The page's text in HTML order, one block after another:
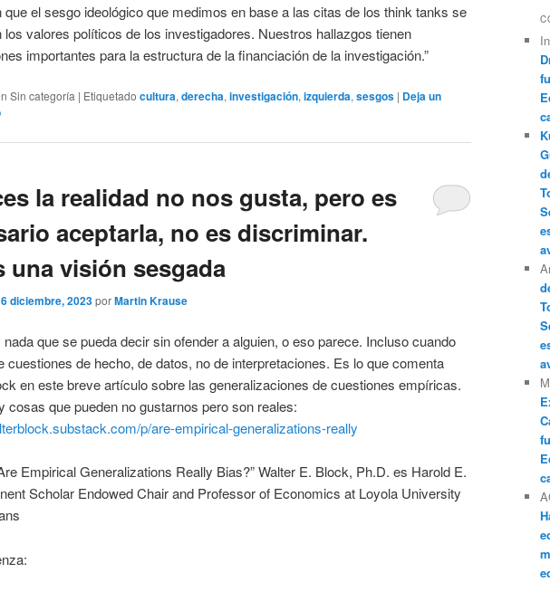
el sesgo ideológico que medimos en base a las citas de los think tanks se
los valores políticos de los investigadores. Nuestros hallazgos tienen
importantes para la estructura de la financiación de la investigación.”
Sin categoría | Etiquetado cultura, derecha, investigación, izquierda, sesgos | Deja un
la realidad no nos gusta, pero es
aceptarla, no es discriminar.
una visión sesgada
diciembre, 2023porMartin Krause
nada que se pueda decir sin ofender a alguien, o eso parece. Incluso cuando
cuestiones de hecho, de datos, no de interpretaciones. Es lo que comenta
en este breve artículo sobre las generalizaciones de cuestiones empíricas.
cosas que pueden no gustarnos pero son reales:
p/are-empirical-generalizations-really
Empirical Generalizations Really Bias?” Walter E. Block, Ph.D. es Harold E.
Scholar Endowed Chair and Professor of Economics at Loyola University